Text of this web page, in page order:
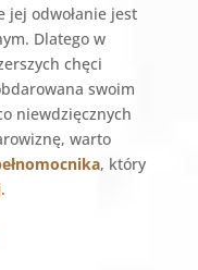
jej odwołanie jest
Dlatego w
chęci
swoim
niewdzięcznych
warto
, który
.